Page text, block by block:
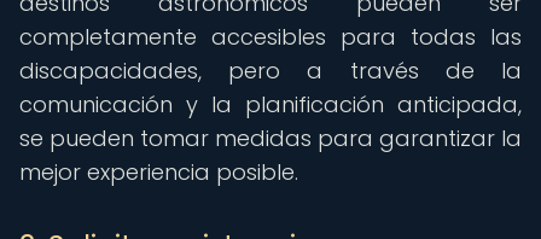
completamente accesibles para todas las
discapacidades, pero a través de la
comunicación y la planificación anticipada,
se pueden tomar medidas para garantizar la
mejor experiencia posible.